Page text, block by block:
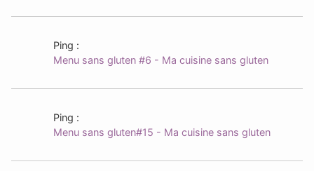
Ping :
Menu sans gluten #6 - Ma cuisine sans gluten
Ping :
Menu sans gluten#15 - Ma cuisine sans gluten